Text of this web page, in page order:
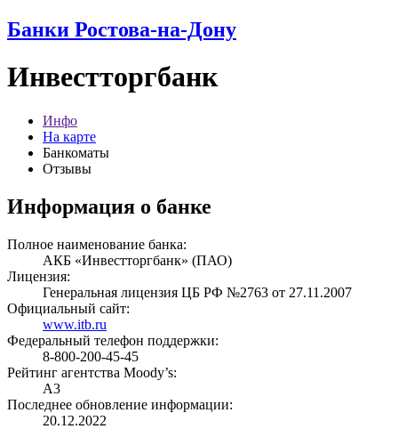
Банки Ростова-на-Дону
Инвестторгбанк
Инфо
На карте
Банкоматы
Отзывы
Информация о банке
Полное наименование банка:
АКБ «Инвестторгбанк» (ПАО)
Лицензия:
Генеральная лицензия ЦБ РФ №2763 от 27.11.2007
Официальный сайт:
www.itb.ru
Федеральный телефон поддержки:
8-800-200-45-45
Рейтинг агентства Moody’s:
A3
Последнее обновление информации:
20.12.2022